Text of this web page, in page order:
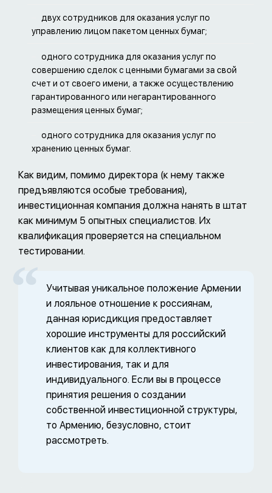
двух сотрудников для оказания услуг по
управлению лицом пакетом ценных бумаг;
одного сотрудника для оказания услуг по
совершению сделок с ценными бумагами за свой
счет и от своего имени, а также осуществлению
гарантированного или негарантированного
размещения ценных бумаг;
одного сотрудника для оказания услуг по
хранению ценных бумаг.
Как видим, помимо директора (к нему также
предъявляются особые требования),
инвестиционная компания должна нанять в штат
как минимум 5 опытных специалистов. Их
квалификация проверяется на специальном
тестировании.
Учитывая уникальное положение Армении
и лояльное отношение к россиянам,
данная юрисдикция предоставляет
хорошие инструменты для российский
клиентов как для коллективного
инвестирования, так и для
индивидуального. Если вы в процессе
принятия решения о создании
собственной инвестиционной структуры,
то Армению, безусловно, стоит
рассмотреть.